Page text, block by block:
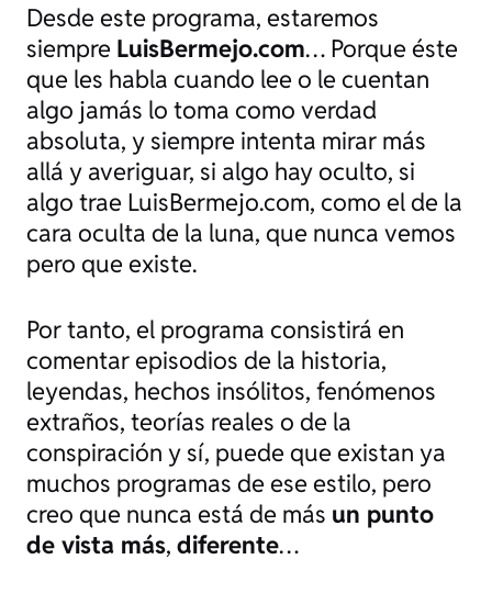
Desde este programa, estaremos
siempre LuisBermejo.com… Porque éste
que les habla cuando lee o le cuentan
algo jamás lo toma como verdad
absoluta, y siempre intenta mirar más
allá y averiguar, si algo hay oculto, si
algo trae LuisBermejo.com, como el de la
cara oculta de la luna, que nunca vemos
pero que existe.
Por tanto, el programa consistirá en
comentar episodios de la historia,
leyendas, hechos insólitos, fenómenos
extraños, teorías reales o de la
conspiración y sí, puede que existan ya
muchos programas de ese estilo, pero
creo que nunca está de más un punto
de vista más, diferente…